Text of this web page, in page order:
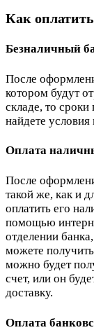
Как
Безналичный
После
котором будут
складе, то
найдете условия
Оплата
После
такой же, как и
оплатить его
помощью
отделении
можете
можно будет
счет, или он
доставку.
Оплата